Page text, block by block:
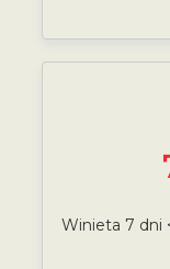
Winieta 7 dni